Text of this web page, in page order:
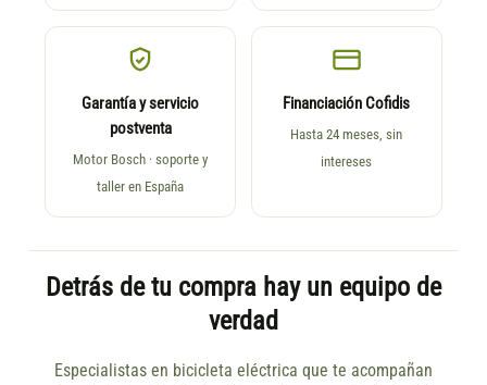
Garantía y servicio
postventa
Motor Bosch · soporte y
taller en España
Financiación Cofidis
Hasta 24 meses, sin
intereses
Detrás de tu compra hay un equipo de
verdad
Especialistas en bicicleta eléctrica que te acompañan